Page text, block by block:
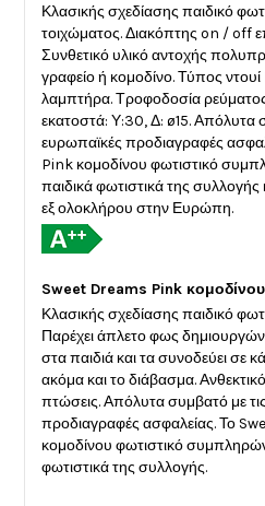
Κλασικής σχεδίασης παιδικό
τοιχώματος. Διακόπτης on / off
Συνθετικό υλικό αντοχής
γραφείο ή κομοδίνο. Τύπος ντουί
λαμπτήρα. Τροφοδοσία
εκατοστά: Υ:30, Δ: ø15. Απόλυτα
ευρωπαϊκές προδιαγραφές
Pink κομοδίνου φωτιστικό
παιδικά φωτιστικά της συλλογής
εξ ολοκλήρου στην Ευρώπη.
Sweet Dreams Pink
Κλασικής σχεδίασης παιδικό
Παρέχει άπλετο φως
στα παιδιά και τα συνοδεύει σε
ακόμα και το διάβασμα.
πτώσεις. Απόλυτα συμβατό με
προδιαγραφές ασφαλείας. Το
κομοδίνου φωτιστικό
φωτιστικά της συλλογής.